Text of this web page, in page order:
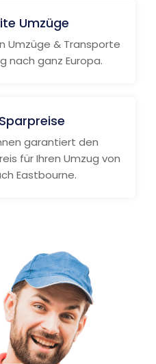
Umzüge
Umzüge & Transporte
nach ganz Europa.
garantiert den
für Ihren Umzug von
Eastbourne.